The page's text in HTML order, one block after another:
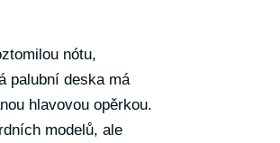
nótu,
palubní deska má
hlavovou opěrkou.
modelů, ale